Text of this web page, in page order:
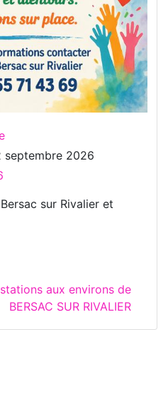
septembre 2026
sur Rivalier et
aux environs de
BERSAC SUR RIVALIER